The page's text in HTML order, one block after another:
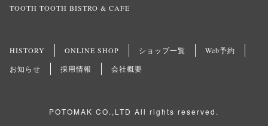
TOOTH TOOTH BISTRO & CAFE
HISTORY ONLINE SHOP ショップ一覧
Web予約
お知らせ
採用情報 会社概要
POTOMAK CO.,LTD All rights reserved.